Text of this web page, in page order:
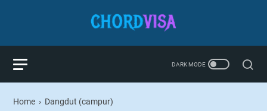
Home › Dangdut (campur)